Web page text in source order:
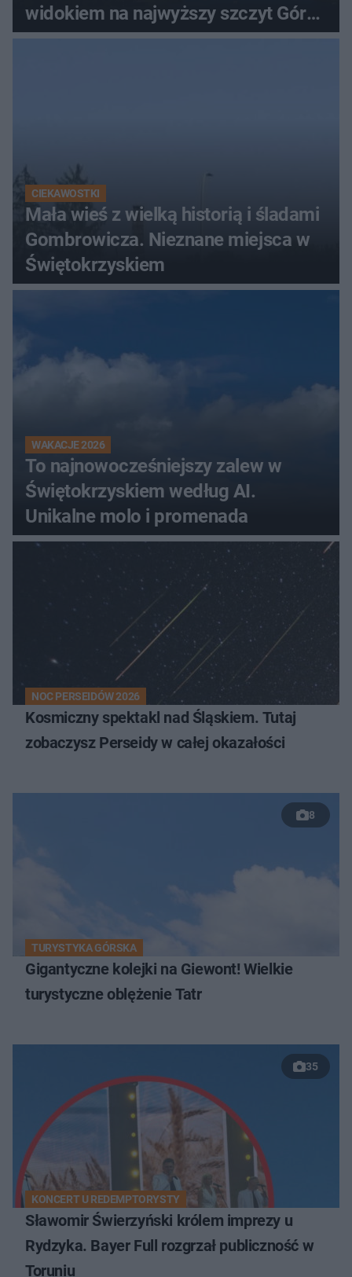
widokiem na najwyższy szczyt Gór
Świętokrzyskich
CIEKAWOSTKI
Mała wieś z wielką historią i śladami
Gombrowicza. Nieznane miejsca w
Świętokrzyskiem
WAKACJE 2026
To najnowocześniejszy zalew w
Świętokrzyskiem według AI.
Unikalne molo i promenada
NOC PERSEIDÓW 2026
Kosmiczny spektakl nad Śląskiem. Tutaj
zobaczysz Perseidy w całej okazałości
8
TURYSTYKA GÓRSKA
Gigantyczne kolejki na Giewont! Wielkie
turystyczne oblężenie Tatr
35
KONCERT U REDEMPTORYSTY
Sławomir Świerzyński królem imprezy u
Rydzyka. Bayer Full rozgrzał publiczność w
Toruniu